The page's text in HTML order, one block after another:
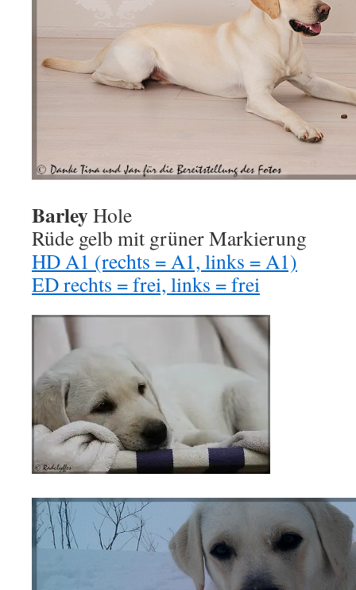
BarleyHole
Rüde gelb mit grüner Markierung
HD A1 (rechts = A1, links = A1)
ED rechts = frei, links = frei